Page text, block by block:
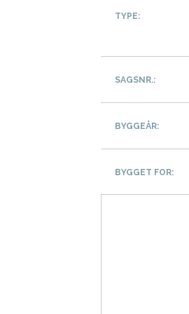
TYPE:
SAGSNR.:
BYGGEÅR:
BYGGET FOR: